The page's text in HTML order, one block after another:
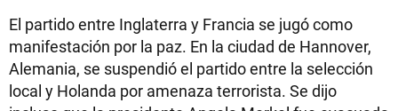
El partido entre Inglaterra y Francia se jugó como
manifestación por la paz. En la ciudad de Hannover,
Alemania, se suspendió el partido entre la selección
local y Holanda por amenaza terrorista. Se dijo